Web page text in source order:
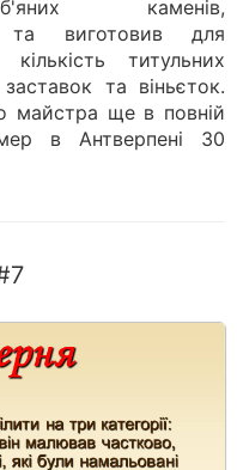
каменів,
та виготовив для
титульних
та віньєток.
майстра ще в повній
в Антверпені 30